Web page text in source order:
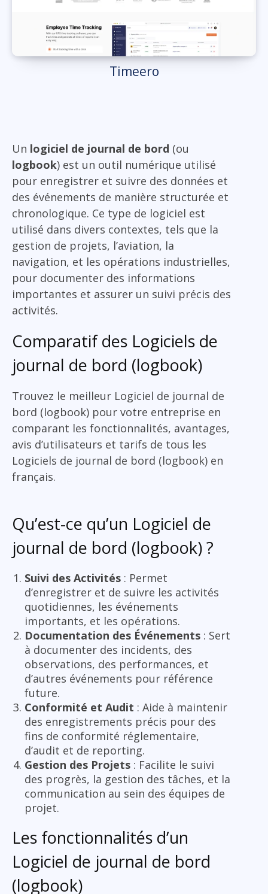
Timeero
Un logiciel de journal de bord (ou
logbook) est un outil numérique utilisé
pour enregistrer et suivre des données et
des événements de manière structurée et
chronologique. Ce type de logiciel est
utilisé dans divers contextes, tels que la
gestion de projets, l’aviation, la
navigation, et les opérations industrielles,
pour documenter des informations
importantes et assurer un suivi précis des
activités.
Comparatif des Logiciels de
journal de bord (logbook)
Trouvez le meilleur Logiciel de journal de
bord (logbook) pour votre entreprise en
comparant les fonctionnalités, avantages,
avis d’utilisateurs et tarifs de tous les
Logiciels de journal de bord (logbook) en
français.
Qu’est-ce qu’un Logiciel de
journal de bord (logbook) ?
Suivi des Activités : Permet
d’enregistrer et de suivre les activités
quotidiennes, les événements
importants, et les opérations.
Documentation des Événements : Sert
à documenter des incidents, des
observations, des performances, et
d’autres événements pour référence
future.
Conformité et Audit : Aide à maintenir
des enregistrements précis pour des
fins de conformité réglementaire,
d’audit et de reporting.
Gestion des Projets : Facilite le suivi
des progrès, la gestion des tâches, et la
communication au sein des équipes de
projet.
Les fonctionnalités d’un
Logiciel de journal de bord
(logbook)